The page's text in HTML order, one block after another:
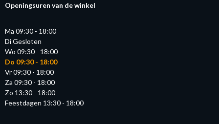
Openingsuren van de winkel
Ma 09:30 - 18:00
Di Gesloten
Wo 09:30 - 18:00
Do 09:30 - 18:00
Vr 09:30 - 18:00
Za 09:30 - 18:00
Zo 13:30 - 18:00
Feestdagen 13:30 - 18:00